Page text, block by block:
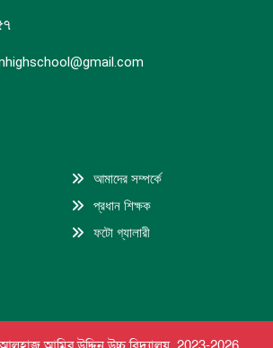
আমাদের সম্পর্কে
প্রধান শিক্ষক
ফটো গ্যালারী